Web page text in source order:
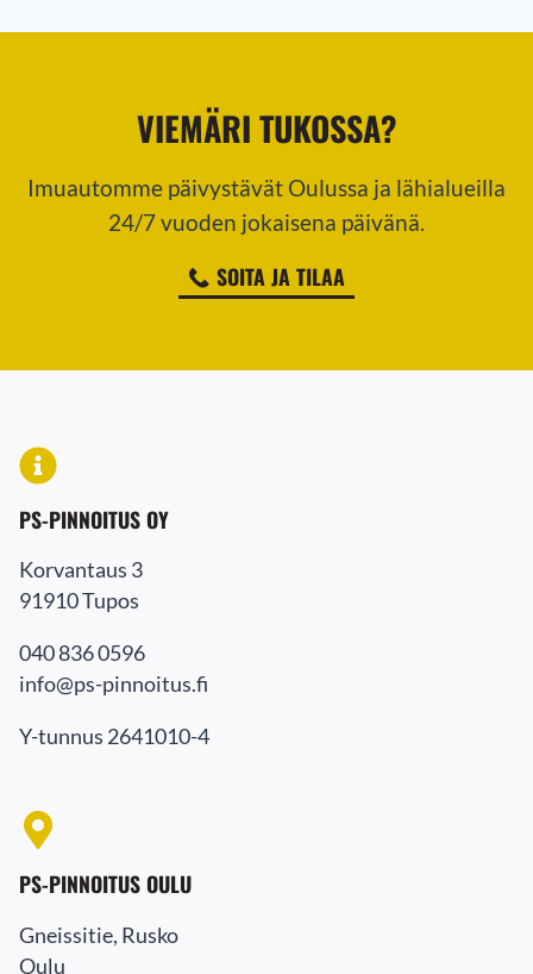
VIEMÄRI TUKOSSA?
Imuautomme päivystävät Oulussa ja lähialueilla
24/7 vuoden jokaisena päivänä.
SOITA JA TILAA
PS-PINNOITUS OY
Korvantaus 3
91910 Tupos
040 836 0596
info@ps-pinnoitus.fi
Y-tunnus 2641010-4
PS-PINNOITUS OULU
Gneissitie, Rusko
Oulu